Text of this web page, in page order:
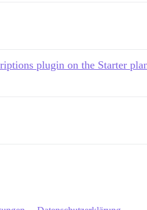
plugin on the Starter